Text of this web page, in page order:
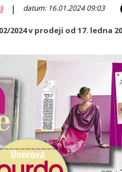
| datum: 16.01.2024 09:03
2024 v prodeji od 17. ledna